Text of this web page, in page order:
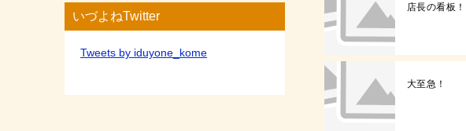
店長の看板！
大至急！
いづよねTwitter
Tweets by iduyone_kome